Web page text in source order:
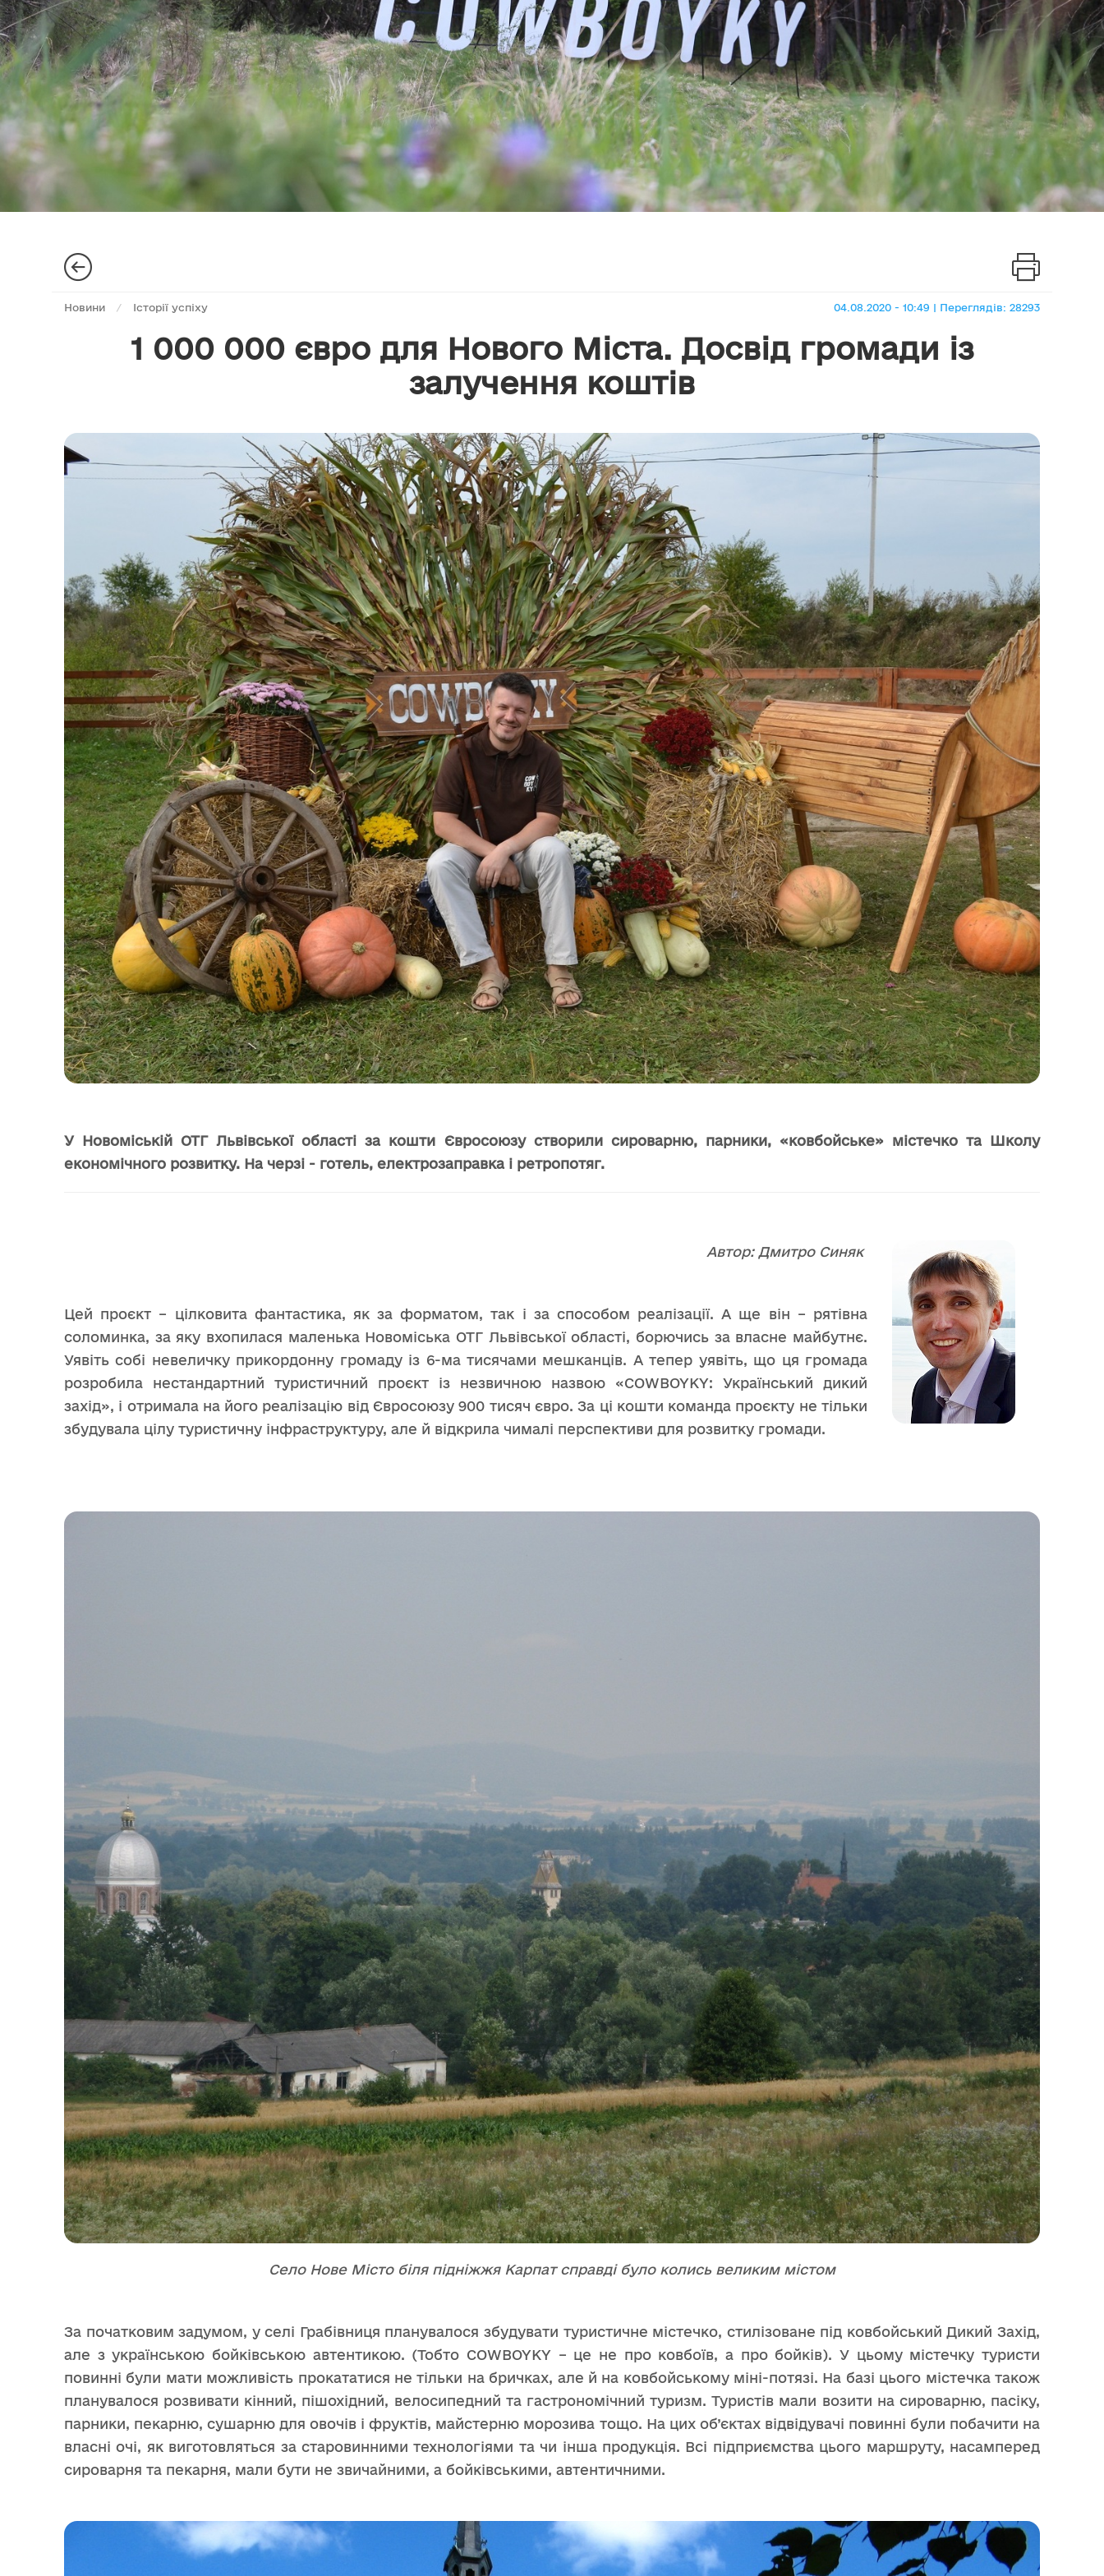
Новини / Історії успіху 04.08.2020 - 10:49 | Переглядів: 28293
1 000 000 євро для Нового Міста. Досвід громади із
залучення коштів
У Новоміській ОТГ Львівської області за кошти Євросоюзу створили сироварню, парники, «ковбойське» містечко та Школу
економічного розвитку. На черзі - готель, електрозаправка і ретропотяг.
Автор: Дмитро Синяк
Цей проєкт – цілковита фантастика, як за форматом, так і за способом реалізації. А ще він – рятівна
соломинка, за яку вхопилася маленька Новоміська ОТГ Львівської області, борючись за власне майбутнє.
Уявіть собі невеличку прикордонну громаду із 6-ма тисячами мешканців. А тепер уявіть, що ця громада
розробила нестандартний туристичний проєкт із незвичною назвою «COWBOYKY: Український дикий
захід», і отримала на його реалізацію від Євросоюзу 900 тисяч євро. За ці кошти команда проєкту не тільки
збудувала цілу туристичну інфраструктуру, але й відкрила чималі перспективи для розвитку громади.
Село Нове Місто біля підніжжя Карпат справді було колись великим містом
За початковим задумом, у селі Грабівниця планувалося збудувати туристичне містечко, стилізоване під ковбойський Дикий Захід,
але з українською бойківською автентикою. (Тобто COWBOYKY – це не про ковбоїв, а про бойків). У цьому містечку туристи
повинні були мати можливість прокататися не тільки на бричках, але й на ковбойському міні-потязі. На базі цього містечка також
планувалося розвивати кінний, пішохідний, велосипедний та гастрономічний туризм. Туристів мали возити на сироварню, пасіку,
парники, пекарню, сушарню для овочів і фруктів, майстерню морозива тощо. На цих об’єктах відвідувачі повинні були побачити на
власні очі, як виготовляться за старовинними технологіями та чи інша продукція. Всі підприємства цього маршруту, насамперед
сироварня та пекарня, мали бути не звичайними, а бойківськими, автентичними.